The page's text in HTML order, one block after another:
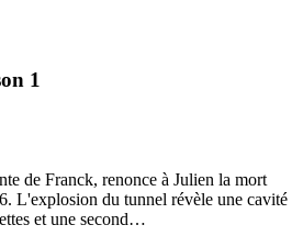
1
de Franck, renonce à Julien la mort
L'explosion du tunnel révèle une cavité
et une second…